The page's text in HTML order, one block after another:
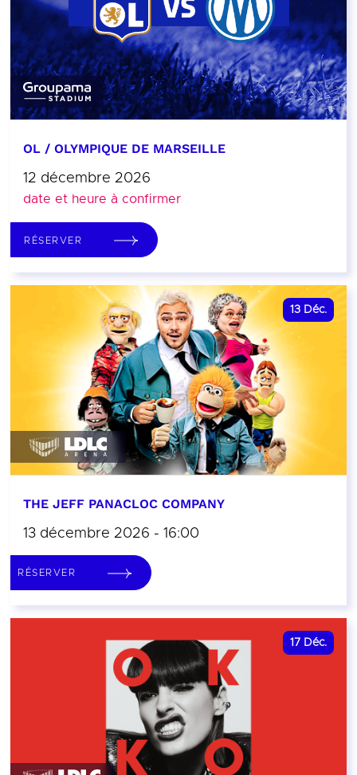
OL / OLYMPIQUE DE MARSEILLE
12 décembre 2026
date et heure à confirmer
RÉSERVER
13 Déc.
THE JEFF PANACLOC COMPANY
13 décembre 2026 - 16:00
RÉSERVER
17 Déc.